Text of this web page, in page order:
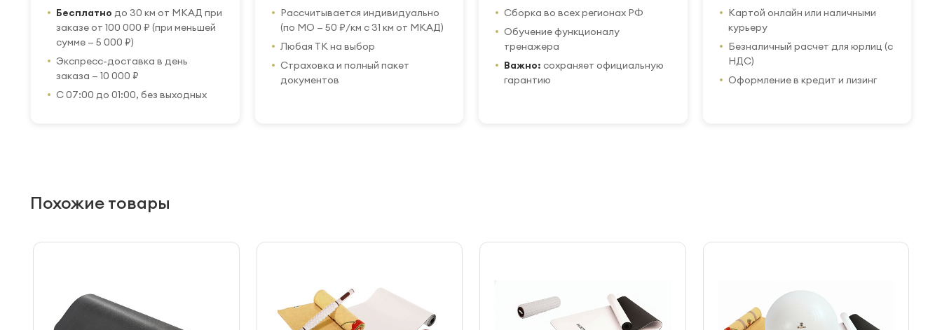
Бесплатно до 30 км от МКАД при
заказе от 100 000 ₽ (при меньшей
сумме — 5 000 ₽)
Экспресс-доставка в день
заказа — 10 000 ₽
С 07:00 до 01:00, без выходных
Рассчитывается индивидуально
(по МО — 50 ₽/км с 31 км от МКАД)
Любая ТК на выбор
Страховка и полный пакет
документов
Сборка во всех регионах РФ
Обучение функционалу
тренажера
Важно: сохраняет официальную
гарантию
Картой онлайн или наличными
курьеру
Безналичный расчет для юрлиц (с
НДС)
Оформление в кредит и лизинг
Похожие товары